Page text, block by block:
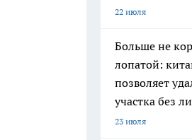
22 июля
Больше не
лопатой:
позволяет
участка без
23 июля